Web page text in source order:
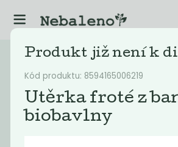
Katalog Ostatní
Filtrovat produkty
Kód produktu: 8594165006219
Utěrka froté z
biobavlny
Produkt již není k